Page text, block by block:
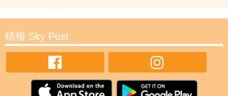
晴報 Sky Post